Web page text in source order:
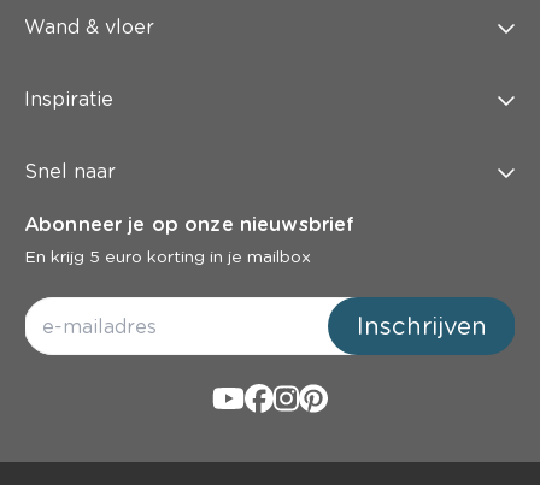
Wand & vloer
Inspiratie
Snel naar
Abonneer je op onze nieuwsbrief
En krijg 5 euro korting in je mailbox
Inschrijven